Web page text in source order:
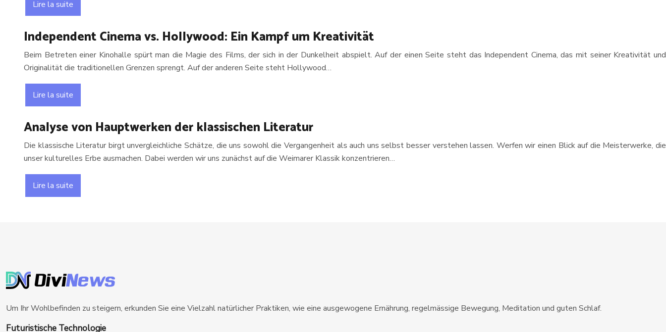
Lire la suite
Independent Cinema vs. Hollywood: Ein Kampf um Kreativität
Beim Betreten einer Kinohalle spürt man die Magie des Films, der sich in der Dunkelheit abspielt. Auf der einen Seite steht das Independent Cinema, das mit seiner Kreativität und
Originalität die traditionellen Grenzen sprengt. Auf der anderen Seite steht Hollywood…
Lire la suite
Analyse von Hauptwerken der klassischen Literatur
Die klassische Literatur birgt unvergleichliche Schätze, die uns sowohl die Vergangenheit als auch uns selbst besser verstehen lassen. Werfen wir einen Blick auf die Meisterwerke, die
unser kulturelles Erbe ausmachen. Dabei werden wir uns zunächst auf die Weimarer Klassik konzentrieren…
Lire la suite
Um Ihr Wohlbefinden zu steigern, erkunden Sie eine Vielzahl natürlicher Praktiken, wie eine ausgewogene Ernährung, regelmässige Bewegung, Meditation und guten Schlaf.
Futuristische Technologie